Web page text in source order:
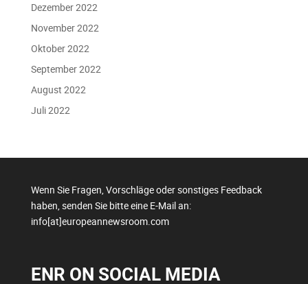
Dezember 2022
November 2022
Oktober 2022
September 2022
August 2022
Juli 2022
Wenn Sie Fragen, Vorschläge oder sonstiges Feedback
haben, senden Sie bitte eine E-Mail an:
info[at]europeannewsroom.com
ENR ON SOCIAL MEDIA